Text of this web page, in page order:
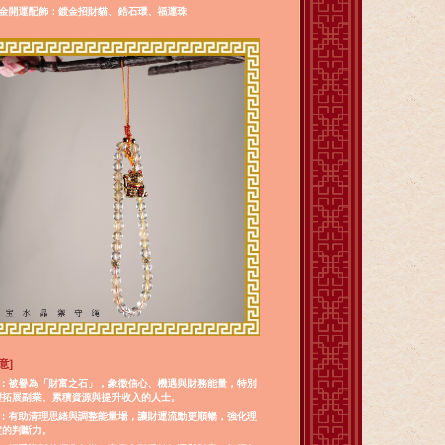
開運配飾：鍍金招財貓、鋯石環、福運珠
]
被譽為「財富之石」，象徵信心、機遇與財務能量，特別
展副業、累積資源與提升收入的人士。
有助清理思緒與調整能量場，讓財運流動更順暢，強化理
判斷力。